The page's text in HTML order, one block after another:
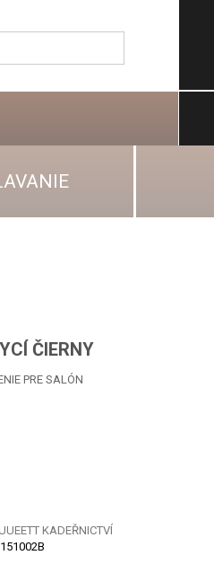
ČIERNY
PRE SALÓN
KADEŘNICTVÍ